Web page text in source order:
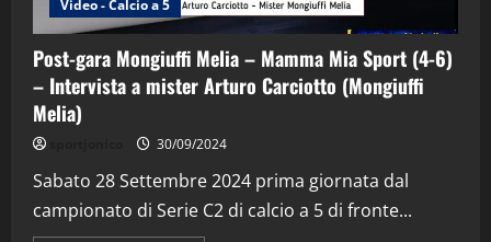
Video - Calcio a 5
Post-gara Mongiuffi Melia – Mamma Mia Sport (4-6)
– Intervista a mister Arturo Carciotto (Mongiuffi
Melia)
30/09/2024
Sabato 28 Settembre 2024 prima giornata dal
campionato di Serie C2 di calcio a 5 di fronte...
“SportEmpire” in Podcast: 29^ Puntata
(Martedi 28 Aprile 2026)
28/04/2026
3
“SportEmpire” in Podcast: 28^ Puntata
(Martedi 21 Aprile 2026)
21/04/2026